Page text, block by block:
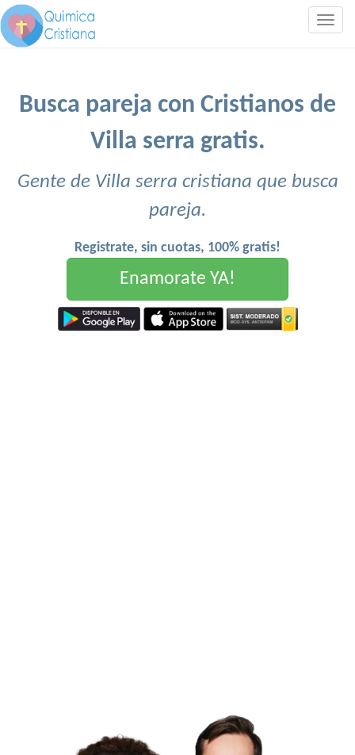
Busca pareja con Cristianos de
Villa serra gratis.
Gente de Villa serra cristiana que busca
pareja.
Registrate, sin cuotas, 100% gratis!
Enamorate YA!